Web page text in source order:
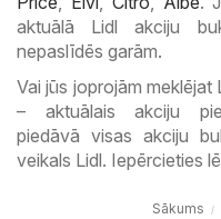
aktuālā Lidl akciju
nepaslīdēs garām.
Vai jūs joprojām
– aktuālais akciju
piedāvā visas akciju
veikals Lidl. Iepērcieties
Sākums